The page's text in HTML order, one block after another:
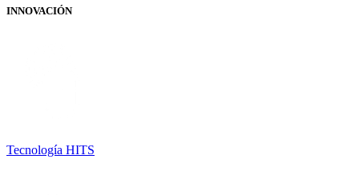
INNOVACIÓN
Tecnología HITS